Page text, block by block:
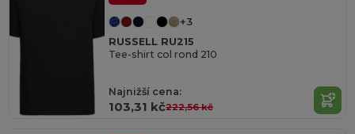
+3
RUSSELL RU215
Tee-shirt col rond 210
Najnižší cena:
103,31 kč222,56 kč